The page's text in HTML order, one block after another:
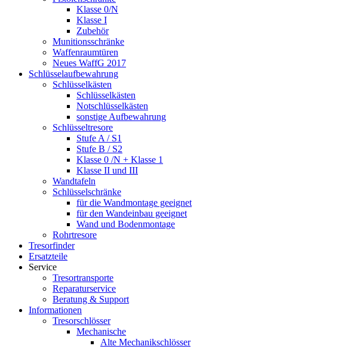
Klasse 0/N
Klasse I
Zubehör
Munitionsschränke
Waffenraumtüren
Neues WaffG 2017
Schlüsselaufbewahrung
Schlüsselkästen
Schlüsselkästen
Notschlüsselkästen
sonstige Aufbewahrung
Schlüsseltresore
Stufe A / S1
Stufe B / S2
Klasse 0 /N + Klasse 1
Klasse II und III
Wandtafeln
Schlüsselschränke
für die Wandmontage geeignet
für den Wandeinbau geeignet
Wand und Bodenmontage
Rohrtresore
Tresorfinder
Ersatzteile
Service
Tresortransporte
Reparaturservice
Beratung & Support
Informationen
Tresorschlösser
Mechanische
Alte Mechanikschlösser